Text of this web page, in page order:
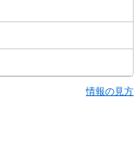
情報の見方